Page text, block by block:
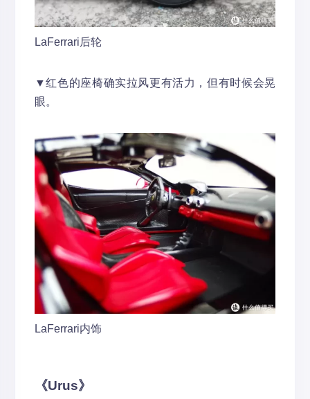
LaFerrari后轮
▼红色的座椅确实拉风更有活力，但有时候会晃
眼。
LaFerrari内饰
《Urus》